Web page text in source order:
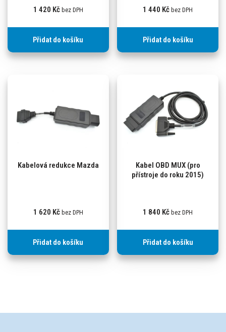
1 420 Kč bez DPH
Přidat do košíku
1 440 Kč bez DPH
Přidat do košíku
Kabelová redukce Mazda
1 620 Kč bez DPH
Přidat do košíku
Kabel OBD MUX (pro
přístroje do roku 2015)
1 840 Kč bez DPH
Přidat do košíku